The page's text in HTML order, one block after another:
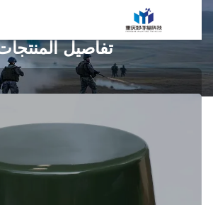
تفاصيل المنتجات